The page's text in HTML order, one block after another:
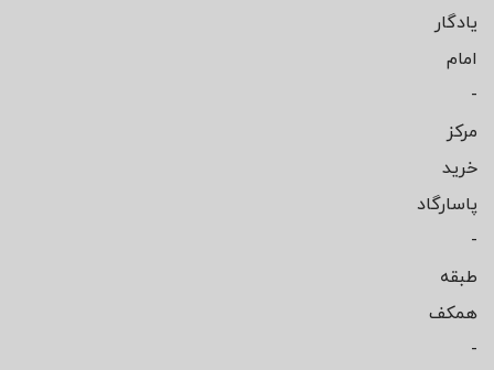
یادگار
امام
-
مرکز
خرید
پاسارگاد
-
طبقه
همکف
-